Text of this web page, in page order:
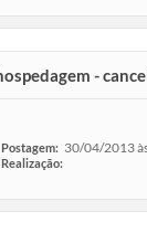
-
Postagem: 30/04/2013
Realização: